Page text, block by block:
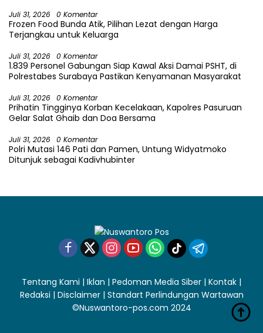
Juli 31, 2026 0 Komentar
Frozen Food Bunda Atik, Pilihan Lezat dengan Harga
Terjangkau untuk Keluarga
Juli 31, 2026 0 Komentar
1.839 Personel Gabungan Siap Kawal Aksi Damai PSHT, di
Polrestabes Surabaya Pastikan Kenyamanan Masyarakat
Juli 31, 2026 0 Komentar
Prihatin Tingginya Korban Kecelakaan, Kapolres Pasuruan
Gelar Salat Ghaib dan Doa Bersama
Juli 31, 2026 0 Komentar
Polri Mutasi 146 Pati dan Pamen, Untung Widyatmoko
Ditunjuk sebagai Kadivhubinter
Tentang Kami | Iklan | Pedoman Media Siber | Kontak |
Redaksi | Disclaimer| Standart Perlindungan Wartawan
©Nuswantoro-pos.com 2024